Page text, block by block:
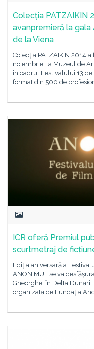
Colecția PATZAIKIN
avanpremieră la gala
de la Viena
Colecția PATZAIKIN 2014
noiembrie, la Muzeul de
în cadrul Festivalului 13
format din 500 de
ICR oferă Premiul
scurtmetraj de
Ediţia aniversară a
ANONIMUL se va
Gheorghe, în Delta
organizată de Fundația